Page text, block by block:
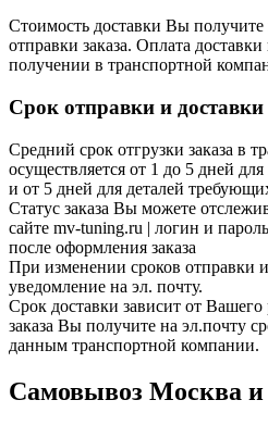
Стоимость доставки Вы
отправки заказа. Оплата
получении в транспортной
Срок отправки и доставки
Средний срок отгрузки заказа в
осуществляется от 1 до 5 дней
и от 5 дней для деталей
Статус заказа Вы можете
сайте mv-tuning.ru | логин и
после оформления заказа
При изменении сроков отправки
уведомление на эл. почту.
Срок доставки зависит от
заказа Вы получите на эл.почту
данным транспортной компании.
Самовывоз Москва и